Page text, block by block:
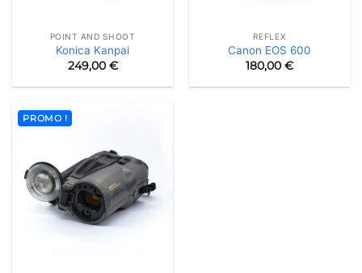
POINT AND SHOOT
Konica Kanpai
249,00 €
REFLEX
Canon EOS 600
180,00 €
PROMO !